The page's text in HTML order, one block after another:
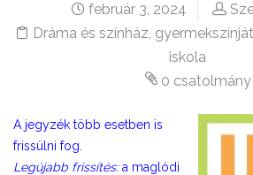
február 3, 2024
Dráma és színház,
iskola
0 csatolmány
A jegyzék több esetben is
frissülni fog.
Legújabb frissítés:a maglódi